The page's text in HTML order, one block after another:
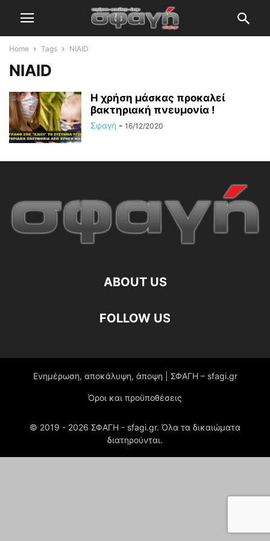
Home Tags NIAID
NIAID
Η χρήση μάσκας προκαλεί
βακτηριακή πνευμονία !
Σφαγή - 16/12/2020
ABOUT US
FOLLOW US
Ενημέρωση, αποκάλυψη, άποψη | ΣΦΑΓΗ – sfagi.gr
Όροι και προϋποθέσεις
© 2019 - 2026 ΣΦΑΓΗ - sfagi.gr. Όλα τα δικαιώματα
διατηρούνται.